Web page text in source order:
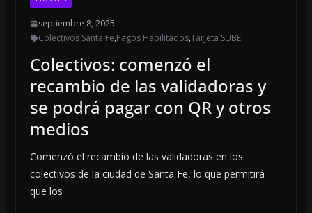
septiembre 8, 2025
Colectivos Santa Fe,Pagos Habilitados,Tarjeta SUBE
Colectivos: comenzó el
recambio de las validadoras y
se podrá pagar con QR y otros
medios
Comenzó el recambio de las validadoras en los
colectivos de la ciudad de Santa Fe, lo que permitirá
que los